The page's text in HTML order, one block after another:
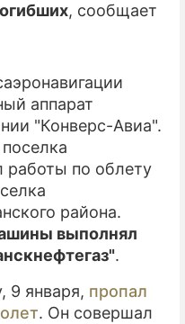
, сообщает
аппарат
"Конверс-Авиа".
работы по облету
района.
выполнял
.
9 января, пропал
. Он совершал